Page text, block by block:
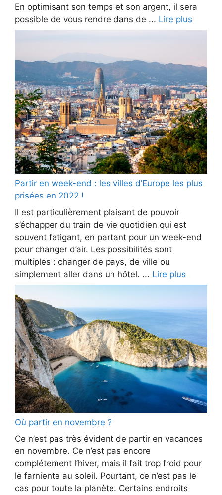
En optimisant son temps et son argent, il sera
possible de vous rendre dans de ... Lire plus
Partir en week-end : les villes d’Europe les plus
prisées en 2022 !
Il est particulièrement plaisant de pouvoir
s’échapper du train de vie quotidien qui est
souvent fatigant, en partant pour un week-end
pour changer d’air. Les possibilités sont
multiples : changer de pays, de ville ou
simplement aller dans un hôtel. ... Lire plus
Où partir en novembre ?
Ce n’est pas très évident de partir en vacances
en novembre. Ce n’est pas encore
complétement l’hiver, mais il fait trop froid pour
le farniente au soleil. Pourtant, ce n’est pas le
cas pour toute la planète. Certains endroits